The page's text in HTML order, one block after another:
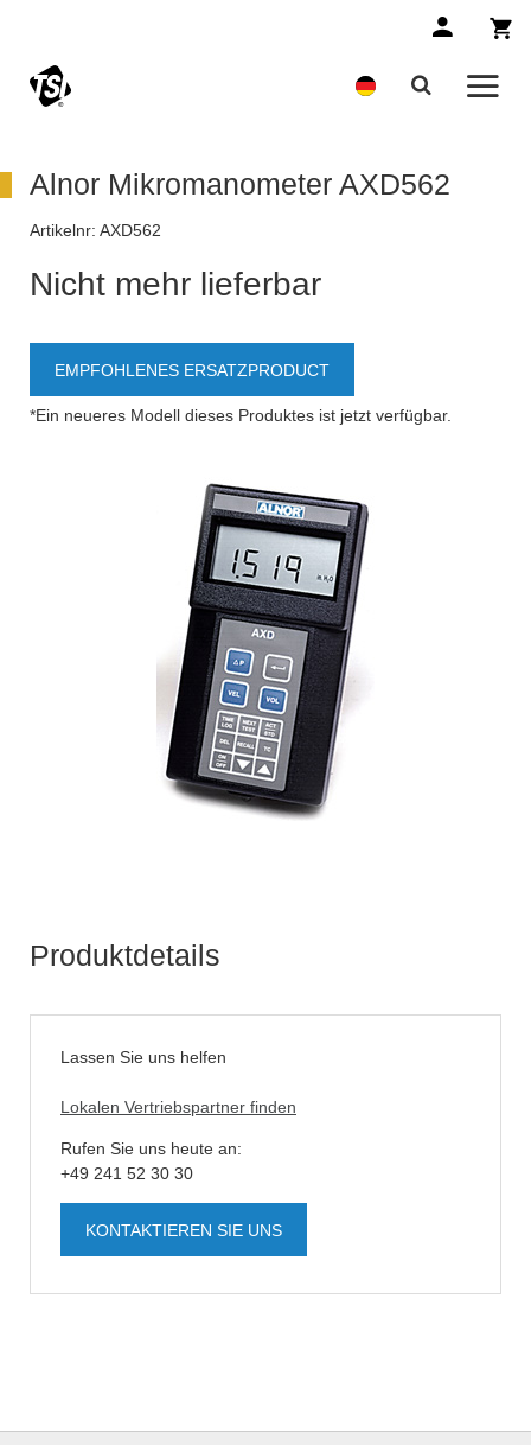
Alnor Mikromanometer AXD562
Artikelnr: AXD562
Nicht mehr lieferbar
EMPFOHLENES ERSATZPRODUCT
*Ein neueres Modell dieses Produktes ist jetzt verfügbar.
Produktdetails
Lassen Sie uns helfen
Lokalen Vertriebspartner finden
Rufen Sie uns heute an:
+49 241 52 30 30
KONTAKTIEREN SIE UNS